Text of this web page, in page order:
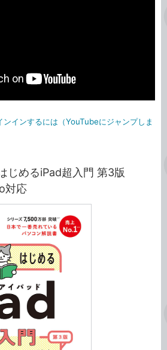
インするには（YouTubeにジャンプしま
じめるiPad超入門 第3版
対応